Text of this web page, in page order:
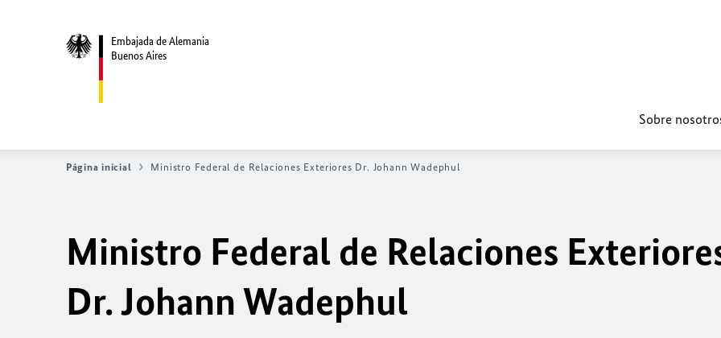
Embajada de Alemania
Buenos Aires
Sobre
Página inicial Ministro Federal de Relaciones Exteriores Dr. Johann Wadephul
Ministro Federal de Relaciones
Dr. Johann Wadephul